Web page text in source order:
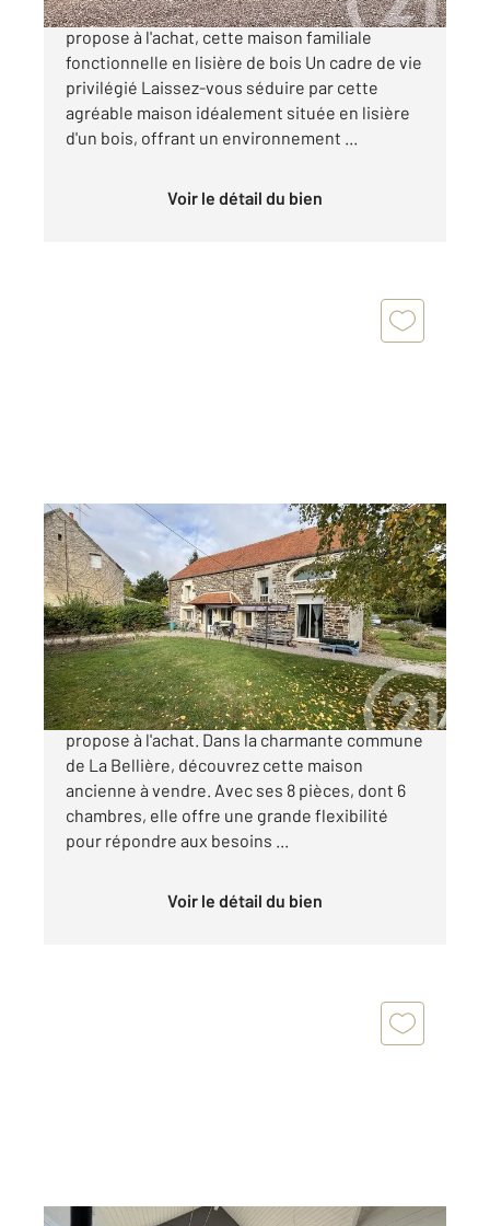
Votre agence CENTURY 21 ML Immobilier vous
propose à l'achat, cette maison familiale
fonctionnelle en lisière de bois Un cadre de vie
privilégié Laissez-vous séduire par cette
agréable maison idéalement située en lisière
d'un bois, offrant un environnement ...
Voir le détail du bien
BOISCHAMPRE 61
194,35 m
, 8 pièces
Ref : 12778
Maison à vendre
227 700 €
Votre agence CENTURY 21 ML Immobilier vous
propose à l'achat. Dans la charmante commune
de La Bellière, découvrez cette maison
ancienne à vendre. Avec ses 8 pièces, dont 6
chambres, elle offre une grande flexibilité
pour répondre aux besoins ...
Voir le détail du bien